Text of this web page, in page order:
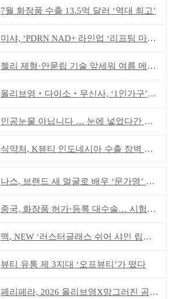
7월 화장품 수출 13.5억 달러 ‘역대 최고’
미샤, ‘PDRN NAD+ 라인업 ‘리프팅 마스크’ 출시
젤리 제형·안묻립 기술 앞세워 여름 메이크업 시장 공략
올리브영‧다이소‧무신사, ‘1인가구’가 이끈다
인공눈물 아닙니다 … 눈에 넣었다간 각막 손상
식약처, K뷰티 인도네시아 수출 장벽 완화 성과
나스, 브랜드 새 얼굴로 배우 ‘문가영’ 발탁
중국, 화장품 허가·등록 대수술… 시험자료 공용 허용
맥, NEW ‘러스터글래스 쉬어 샤인 립스틱’ 출시
뷰티 유통 제 3지대 ‘오프뷰티’가 떴다
페리페라, 2026 올리브영X망그러진 곰 콜라보